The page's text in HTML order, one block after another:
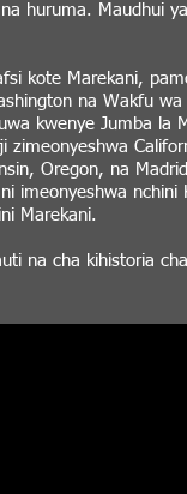
huruma. Maudhui
kote Marekani,
na Wakfu
kwenye Jumba la
zimeonyeshwa
Oregon, na
imeonyeshwa nchini
Marekani.
na cha kihistoria